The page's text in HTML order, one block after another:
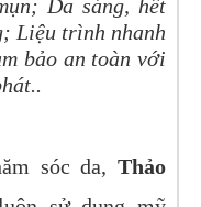
Da sáng, hết
Liệu trình nhanh
bảo an toàn với
sóc da, Thảo